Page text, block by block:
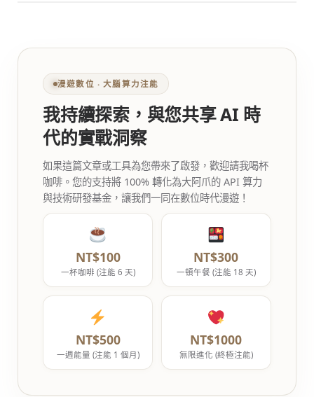
漫遊數位 ‧ 大腦算力注能
我持續探索，與您共享 AI 時
代的實戰洞察
如果這篇文章或工具為您帶來了啟發，歡迎請我喝杯
咖啡。您的支持將 100% 轉化為大阿爪的 API 算力
與技術研發基金，讓我們一同在數位時代漫遊！
NT$100
一杯咖啡 (注能 6 天)
NT$300
一頓午餐 (注能 18 天)
NT$500
一週能量 (注能 1 個月)
NT$1000
無限進化 (終極注能)